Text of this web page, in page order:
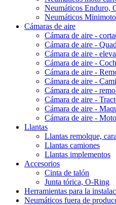
Neumáticos Enduro,
Neumáticos
Cámaras de aire
Cámara de aire -
Cámara de aire -
Cámara de aire -
Cámara de aire -
Cámara de aire -
Cámara de aire -
Cámara de aire -
Cámara de aire -
Cámara de aire -
Cámara de aire -
Llantas
Llantas remolque,
Llantas camiones
Llantas implementos
Accesorios
Cinta de talón
Junta tórica, O-Ring
Herramientas para la
Neumáticos fuera de